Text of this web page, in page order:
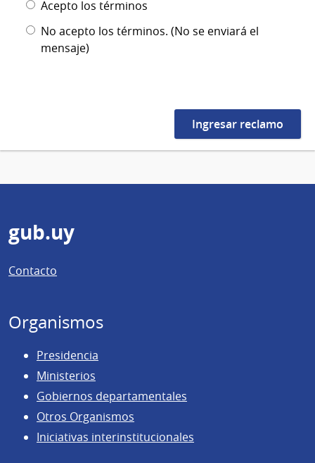
Acepto los términos
No acepto los términos. (No se enviará el
mensaje)
Pie
de
página
gub.uy
Contacto
Organismos
Presidencia
Ministerios
Gobiernos departamentales
Otros Organismos
Iniciativas interinstitucionales